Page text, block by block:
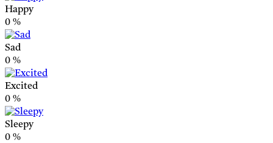
Happy
0 %
Sad
0 %
Excited
0 %
Sleepy
0 %